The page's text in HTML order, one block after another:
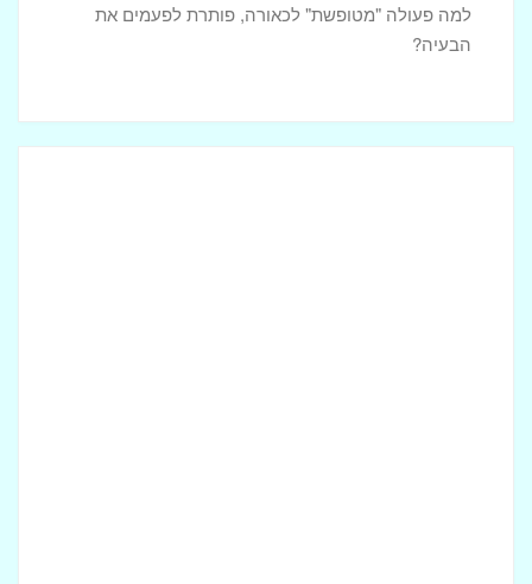
למה פעולה "מטופשת" לכאורה, פותרת לפעמים את
הבעיה?